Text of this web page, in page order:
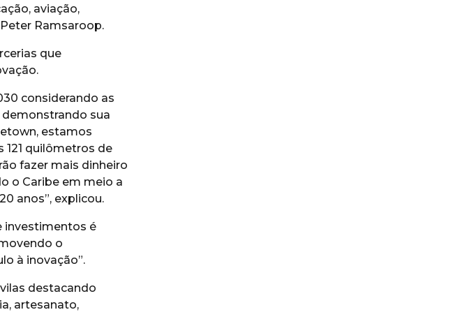
aviação,
Ramsaroop.
que
considerando as
sua
estamos
quilômetros de
fazer mais dinheiro
o Caribe em meio a
anos”, explicou.
investimentos é
o
à inovação”.
destacando
artesanato,